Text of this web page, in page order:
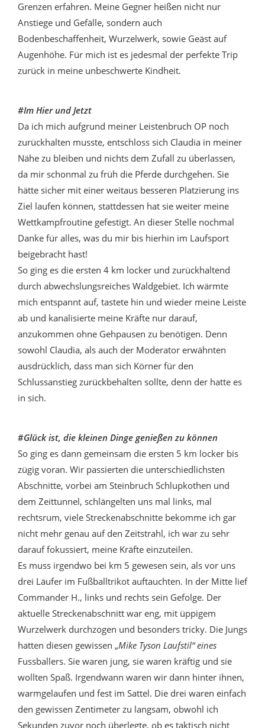
Grenzen erfahren. Meine Gegner heißen nicht nur
Anstiege und Gefälle, sondern auch
Bodenbeschaffenheit, Wurzelwerk, sowie Geäst auf
Augenhöhe. Für mich ist es jedesmal der perfekte Trip
zurück in meine unbeschwerte Kindheit.
#Im Hier und Jetzt
Da ich mich aufgrund meiner Leistenbruch OP noch
zurückhalten musste, entschloss sich Claudia in meiner
Nähe zu bleiben und nichts dem Zufall zu überlassen,
da mir schonmal zu früh die Pferde durchgehen. Sie
hätte sicher mit einer weitaus besseren Platzierung ins
Ziel laufen können, stattdessen hat sie weiter meine
Wettkampfroutine gefestigt. An dieser Stelle nochmal
Danke für alles, was du mir bis hierhin im Laufsport
beigebracht hast!
So ging es die ersten 4 km locker und zurückhaltend
durch abwechslungsreiches Waldgebiet. Ich wärmte
mich entspannt auf, tastete hin und wieder meine Leiste
ab und kanalisierte meine Kräfte nur darauf,
anzukommen ohne Gehpausen zu benötigen. Denn
sowohl Claudia, als auch der Moderator erwähnten
ausdrücklich, dass man sich Körner für den
Schlussanstieg zurückbehalten sollte, denn der hatte es
in sich.
#Glück ist, die kleinen Dinge genießen zu können
So ging es dann gemeinsam die ersten 5 km locker bis
zügig voran. Wir passierten die unterschiedlichsten
Abschnitte, vorbei am Steinbruch Schlupkothen und
dem Zeittunnel, schlängelten uns mal links, mal
rechtsrum, viele Streckenabschnitte bekomme ich gar
nicht mehr genau auf den Zeitstrahl, ich war zu sehr
darauf fokussiert, meine Kräfte einzuteilen.
Es muss irgendwo bei km 5 gewesen sein, als vor uns
drei Läufer im Fußballtrikot auftauchten. In der Mitte lief
Commander H., links und rechts sein Gefolge. Der
aktuelle Streckenabschnitt war eng, mit üppigem
Wurzelwerk durchzogen und besonders tricky. Die Jungs
hatten diesen gewissen „Mike Tyson Laufstil“ eines
Fussballers. Sie waren jung, sie waren kräftig und sie
wollten Spaß. Irgendwann waren wir dann hinter ihnen,
warmgelaufen und fest im Sattel. Die drei waren einfach
den gewissen Zentimeter zu langsam, obwohl ich
Sekunden zuvor noch überlegte, ob es taktisch nicht